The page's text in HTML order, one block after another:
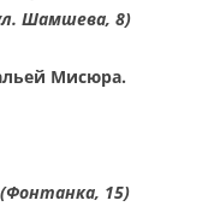
Шамшева, 8)
Мисюра.
(Фонтанка, 15)